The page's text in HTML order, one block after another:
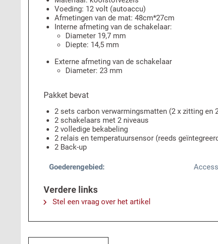
Voeding: 12 volt (autoaccu)
Afmetingen van de mat: 48cm*27cm
Interne afmeting van de schakelaar:
Diameter 19,7 mm
Diepte: 14,5 mm
Externe afmeting van de schakelaar
Diameter: 23 mm
Pakket bevat
2 sets carbon verwarmingsmatten (2 x zitting en
2 schakelaars met 2 niveaus
2 volledige bekabeling
2 relais en temperatuursensor (reeds
2 Back-up
Goederengebied:
Verdere links
Stel een vraag over het artikel